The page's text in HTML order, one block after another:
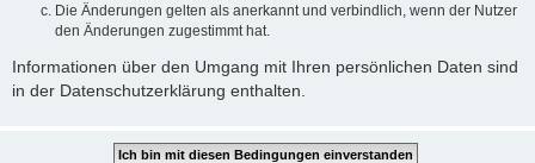
Die Änderungen gelten als anerkannt und verbindlich, wenn der Nutzer
den Änderungen zugestimmt hat.
Informationen über den Umgang mit Ihren persönlichen Daten sind
in der Datenschutzerklärung enthalten.